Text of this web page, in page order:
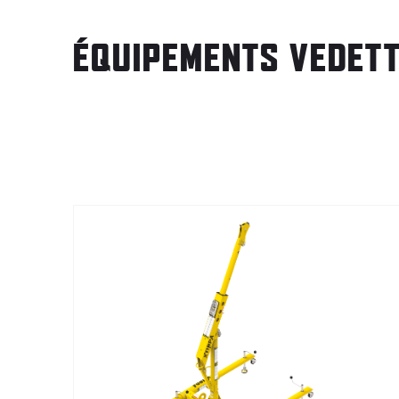
ÉQUIPEMENTS